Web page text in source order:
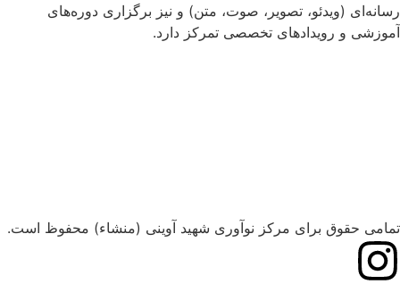
رسانه‌ای (ویدئو، تصویر، صوت، متن) و نیز برگزاری دوره‌های
آموزشی و رویدادهای تخصصی تمرکز دارد.
تمامی حقوق برای مرکز نوآوری شهید آوینی (منشاء) محفوظ است.